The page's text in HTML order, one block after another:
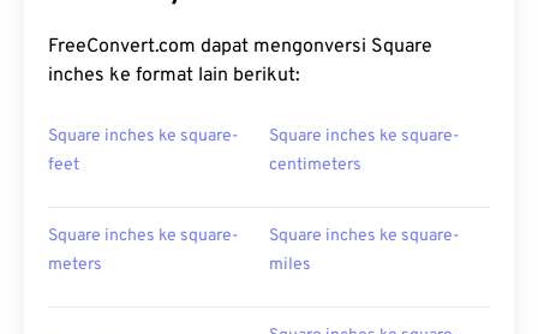
FreeConvert.com dapat mengonversi Square
inches ke format lain berikut:
Square inches ke square-
feet
Square inches ke square-
centimeters
Square inches ke square-
meters
Square inches ke square-
miles